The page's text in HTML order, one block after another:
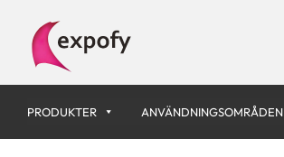
innehåll
PRODUKTER ANVÄNDNINGSOMRÅDEN